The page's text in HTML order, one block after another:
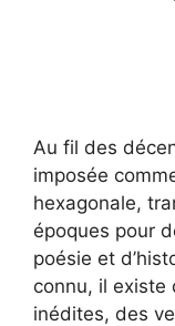
Au fil des
imposée
hexagonale,
époques pour
poésie et
connu, il existe
inédites, des